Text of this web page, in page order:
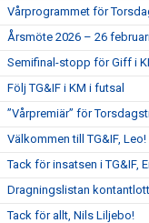
Vårprogrammet för
Årsmöte 2026 – 26
Semifinal-stopp för Giff i
Följ TG&IF i KM i futsal
”Vårpremiär” för
Välkommen till TG&IF, Leo!
Tack för insatsen i TG&IF,
Dragningslistan
Tack för allt, Nils Liljebo!